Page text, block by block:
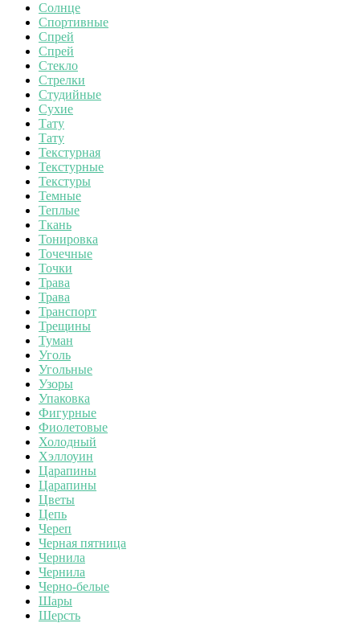
Солнце
Спортивные
Спрей
Спрей
Стекло
Стрелки
Студийные
Сухие
Тату
Тату
Текстурная
Текстурные
Текстуры
Темные
Теплые
Ткань
Тонировка
Точечные
Точки
Трава
Трава
Транспорт
Трещины
Туман
Уголь
Угольные
Узоры
Упаковка
Фигурные
Фиолетовые
Холодный
Хэллоуин
Царапины
Царапины
Цветы
Цепь
Череп
Черная пятница
Чернила
Чернила
Черно-белые
Шары
Шерсть